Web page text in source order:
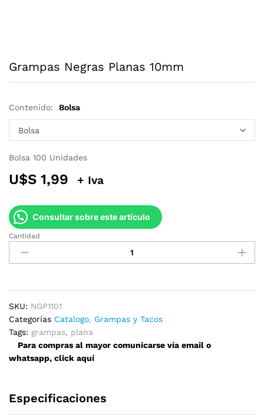
Grampas Negras Planas 10mm
Contenido: Bolsa
Bolsa 100 Unidades
U$S 1,99 + Iva
Consultar sobre este artículo
Grampas
Negras
Planas
quantity
Cantidad
SKU: NGP1101
Categorías Catalogo, Grampas y Tacos
Tags: grampas, plana
Para compras al mayor comunicarse vía email o
whatsapp, click aquí
Especificaciones